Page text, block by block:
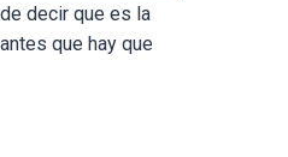
decir que es la
que hay que